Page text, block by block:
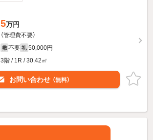
5万円
（管理費不要）
敷 不要 礼 50,000円
3階 / 1R / 30.42㎡
お問い合わせ （無料）